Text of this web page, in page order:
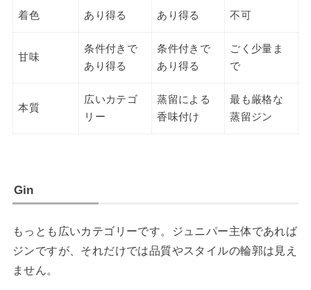
着色 あり得る あり得る 不可
甘味
条件付きで
あり得る
条件付きで
あり得る
ごく少量ま
で
本質
広いカテゴ
リー
蒸留による
香味付け
最も厳格な
蒸留ジン
Gin
もっとも広いカテゴリーです。ジュニパー主体であれば
ジンですが、それだけでは品質やスタイルの輪郭は見え
ません。